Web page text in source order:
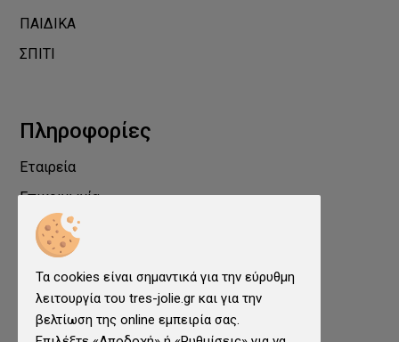
ΠΑΙΔΙΚΑ
ΣΠΙΤΙ
Πληροφορίες
Εταιρεία
Επικοινωνία
Προστασία Προσωπικών Δεδομένων
Όροι χρήσης
Ρυθμίσεις cookies
Τα cookies είναι σημαντικά για την εύρυθμη
λειτουργία του tres-jolie.gr και για την
βελτίωση της online εμπειρία σας.